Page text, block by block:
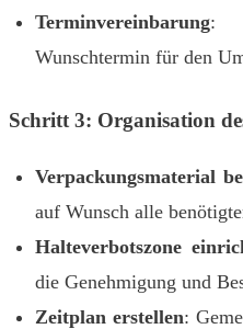
Terminvereinbarung:
Wunschtermin für den
Schritt 3: Organisation
Verpackungsmaterial
auf Wunsch alle
Halteverbotszone
die Genehmigung und
Zeitplan erstellen: